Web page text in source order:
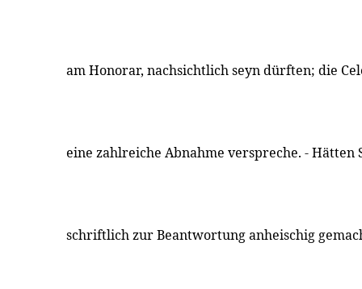
am Honorar, nachsichtlich seyn dürften; die
eine zahlreiche Abnahme verspreche. - Hätten
schriftlich zur Beantwortung anheischig